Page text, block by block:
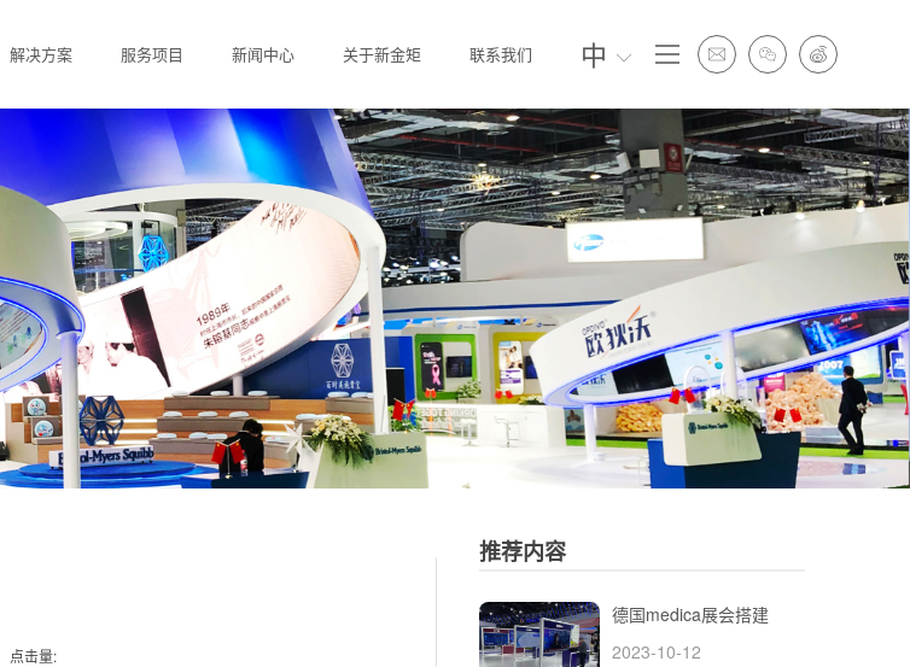
解决方案 服务项目 新闻中心 关于新金矩 联系我们 中
点击量:
推荐内容
德国medica展会搭建
2023-10-12